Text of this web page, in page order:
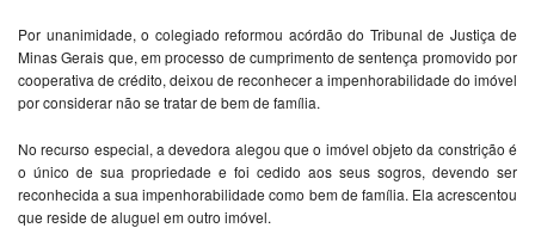
Por unanimidade, o colegiado reformou acórdão do Tribunal de Justiça de
Minas Gerais que, em processo de cumprimento de sentença promovido por
cooperativa de crédito, deixou de reconhecer a impenhorabilidade do imóvel
por considerar não se tratar de bem de família.
No recurso especial, a devedora alegou que o imóvel objeto da constrição é
o único de sua propriedade e foi cedido aos seus sogros, devendo ser
reconhecida a sua impenhorabilidade como bem de família. Ela acrescentou
que reside de aluguel em outro imóvel.